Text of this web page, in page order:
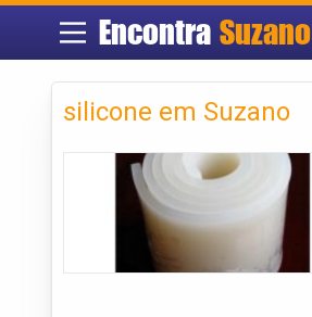
Encontra Suzano
silicone em Suzano